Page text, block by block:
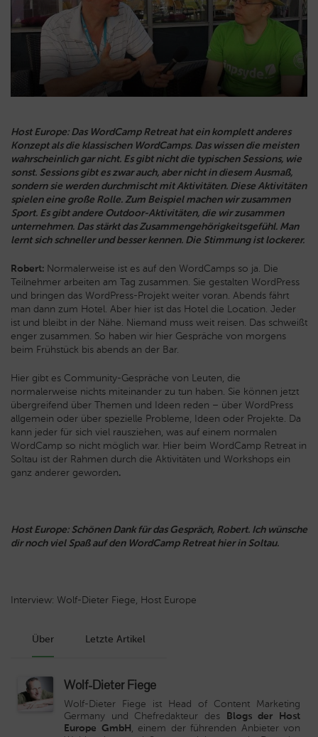
Host Europe: Das WordCamp Retreat hat ein komplett anderes
Konzept als die klassischen WordCamps. Das wissen die meisten
wahrscheinlich gar nicht. Es gibt nicht die typischen Sessions, wie
sonst. Sessions gibt es zwar auch, aber nicht in diesem Ausmaß,
sondern sie werden durchmischt mit Aktivitäten. Diese Aktivitäten
spielen eine große Rolle. Zum Beispiel machen wir zusammen
Sport. Es gibt andere Outdoor-Aktivitäten, die wir zusammen
unternehmen. Das stärkt das Zusammengehörigkeitsgefühl. Man
lernt sich schneller und besser kennen. Die Stimmung ist lockerer.
Robert: Normalerweise ist es auf den WordCamps so ja. Die
Teilnehmer arbeiten am Tag zusammen. Sie gestalten WordPress
und bringen das WordPress-Projekt weiter voran. Abends fährt
man dann zum Hotel. Aber hier ist das Hotel die Location. Jeder
ist und bleibt in der Nähe. Niemand muss weit reisen. Das schweißt
enger zusammen. So haben wir hier Gespräche von morgens
beim Frühstück bis abends an der Bar.
Hier gibt es Community-Gespräche von Leuten, die
normalerweise nichts miteinander zu tun haben. Sie können jetzt
übergreifend über Themen und Ideen reden – über WordPress
allgemein oder über spezielle Probleme, Ideen oder Projekte. Da
kann jeder für sich viel rausziehen, was auf einem normalen
WordCamp so nicht möglich war. Hier beim WordCamp Retreat in
Soltau ist der Rahmen durch die Aktivitäten und Workshops ein
ganz anderer geworden.
Host Europe: Schönen Dank für das Gespräch, Robert. Ich wünsche
dir noch viel Spaß auf den WordCamp Retreat hier in Soltau.
Interview: Wolf-Dieter Fiege, Host Europe
Über Letzte Artikel
Wolf-Dieter Fiege
Wolf-Dieter Fiege ist Head of Content Marketing
Germany und Chefredakteur des Blogs der Host
Europe GmbH, einem der führenden Anbieter von